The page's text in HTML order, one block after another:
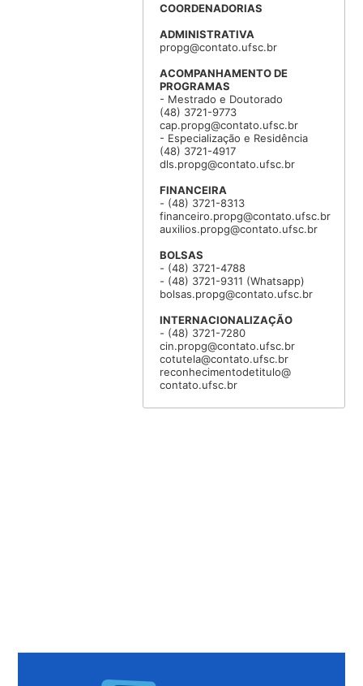
COORDENADORIAS
ADMINISTRATIVA
propg@contato.ufsc.br
ACOMPANHAMENTO DE
PROGRAMAS
- Mestrado e Doutorado
(48) 3721-9773
cap.propg@contato.ufsc.br
- Especialização e Residência
(48) 3721-4917
dls.propg@contato.ufsc.br
FINANCEIRA
- (48) 3721-8313
financeiro.propg@contato.ufsc.br
auxilios.propg@contato.ufsc.br
BOLSAS
- (48) 3721-4788
- (48) 3721-9311 (Whatsapp)
bolsas.propg@contato.ufsc.br
INTERNACIONALIZAÇÃO
- (48) 3721-7280
cin.propg@contato.ufsc.br
cotutela@contato.ufsc.br
reconhecimentodetitulo@
contato.ufsc.br